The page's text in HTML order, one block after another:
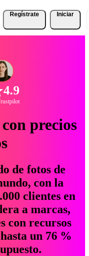
Regístrate Iniciar
4.9
precios
de fotos de
con la
clientes en
a marcas,
con recursos
un 76 %